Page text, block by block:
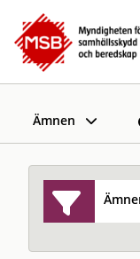
Ämnen